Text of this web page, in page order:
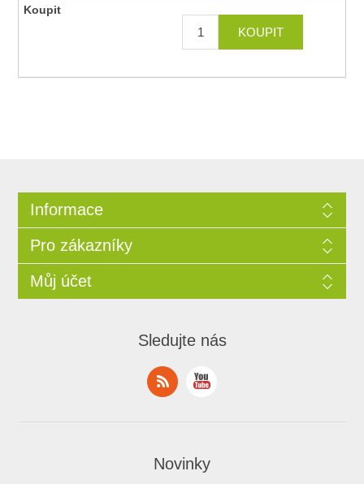
Informace
Pro zákazníky
Můj účet
Sledujte nás
Novinky